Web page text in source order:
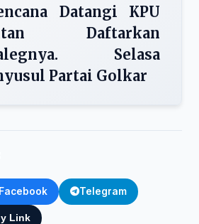
Datangi KPU
Daftarkan
Selasa
Partai Golkar
Facebook Telegram
Link